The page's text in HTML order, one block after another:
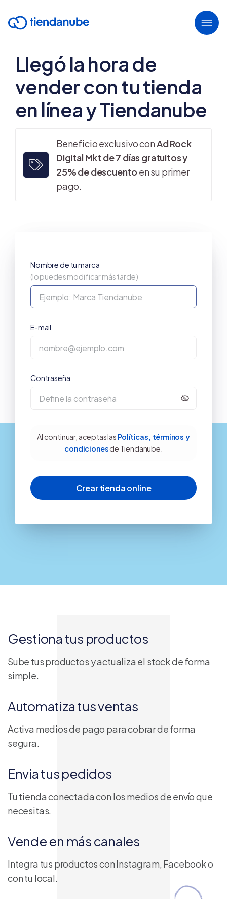
Llegó la hora de
vender con tu tienda
en línea y Tiendanube
Beneficio exclusivo conAd Rock
Digital Mkt de 7 días gratuitos y
25% de descuento en su primer
pago.
Nombre de tu marca
(lo puedes modificar más tarde)
E-mail
Contraseña
Al continuar, aceptas las Políticas, términos y
condicionesde Tiendanube.
Gestiona tus productos
Sube tus productos y actualiza el stock de forma
simple.
Automatiza tus ventas
Activa medios de pago para cobrar de forma
segura.
Envia tus pedidos
Tu tienda conectada con los medios de envío que
necesitas.
Vende en más canales
Integra tus productos con Instagram, Facebook o
con tu local.